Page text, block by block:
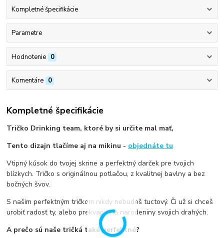
Kompletné špecifikácie
Parametre
Hodnotenie 0
Komentáre 0
Kompletné špecifikácie
Tričko Drinking team, ktoré by si určite mal mať,
Tento dizajn tlačíme aj na mikinu - objednáte tu
Vtipný kúsok do tvojej skrine a perfektný darček pre tvojich
blízkych. Tričko s originálnou potlačou, z kvalitnej bavlny a bez
bočných švov.
S našim perfektným tričkom nikdy nebudeš tuctový. Či už si chceš
urobiť radosť ty, alebo prekvapiť na narodeniny svojich drahých.
A prečo sú naše tričká také perfektné?